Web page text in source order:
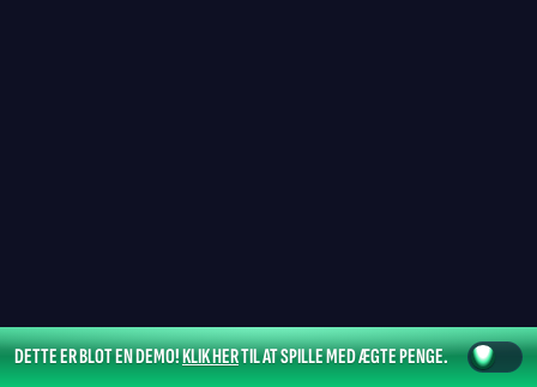
DETTE ER BLOT EN DEMO!KLIK HERTIL AT SPILLE MED ÆGTE PENGE.